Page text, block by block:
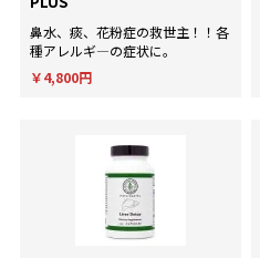
鼻水、痰、花粉症の救世主！！各
種アレルギ―の症状に。
￥4,800円